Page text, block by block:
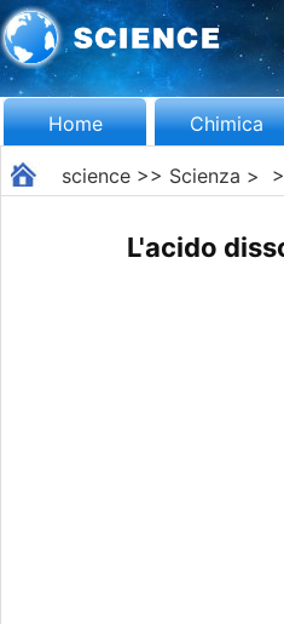
Home Chimica
science>> Scienza >
L'acido